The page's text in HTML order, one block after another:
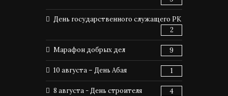
День государственного служащего РК
2
Марафон добрых дел 9
10 августа – День Абая 1
8 августа - День строителя 4